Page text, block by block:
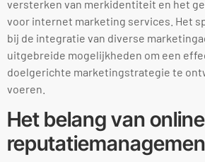
versterken van merkidentiteit en het
voor internet marketing services. Het
bij de integratie van diverse
uitgebreide mogelijkheden om een
doelgerichte marketingstrategie te
voeren.
Het belang van online